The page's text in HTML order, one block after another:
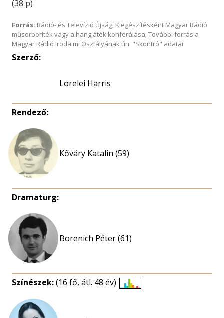
(38 p)
Forrás: Rádió- és Televízió Újság; Kiegészítésként Magyar Rádió
műsorboríték vagy a hangjáték konferálása; További forrás a
Magyar Rádió Irodalmi Osztályának ún. "Skontró" adatai
Szerző:
Lorelei Harris
Rendező:
Kőváry Katalin (59)
Dramaturg:
Borenich Péter (61)
Színészek:(16 fő, átl. 48 év)